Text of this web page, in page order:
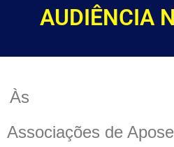
AUDIÊNCIA
Às
Associações de